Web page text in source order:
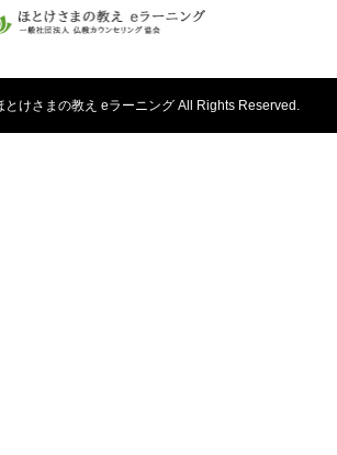
けさまの教え eラーニング All Rights Reserved.